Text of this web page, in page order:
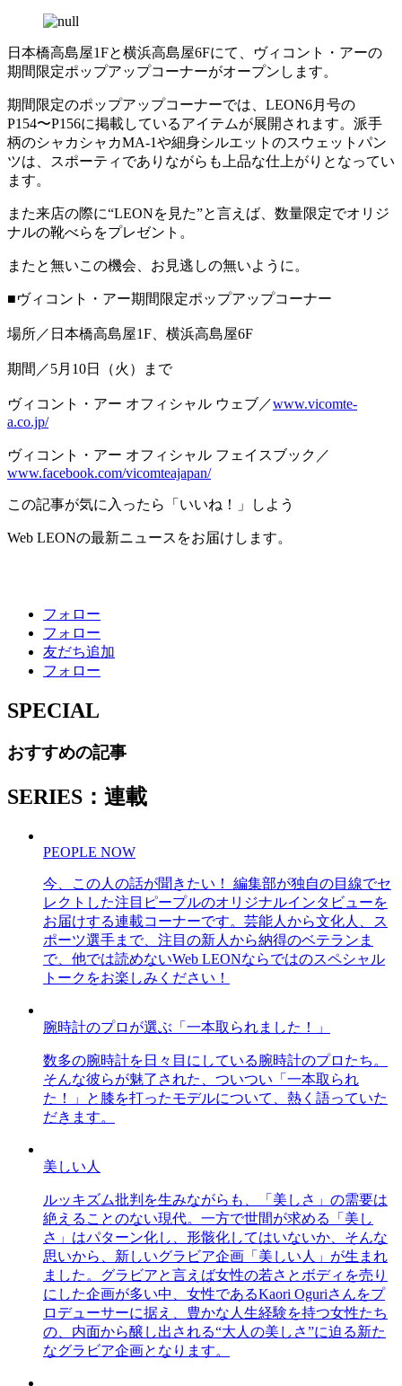
日本橋高島屋1Fと横浜高島屋6Fにて、ヴィコント・アーの
期間限定ポップアップコーナーがオープンします。
期間限定のポップアップコーナーでは、LEON6月号の
P154〜P156に掲載しているアイテムが展開されます。派手
柄のシャカシャカMA-1や細身シルエットのスウェットパン
ツは、スポーティでありながらも上品な仕上がりとなってい
ます。
また来店の際に“LEONを見た”と言えば、数量限定でオリジ
ナルの靴べらをプレゼント。
またと無いこの機会、お見逃しの無いように。
■ヴィコント・アー期間限定ポップアップコーナー
場所／日本橋高島屋1F、横浜高島屋6F
期間／5月10日（火）まで
ヴィコント・アー オフィシャル ウェブ／www.vicomte-
a.co.jp/
ヴィコント・アー オフィシャル フェイスブック／
www.facebook.com/vicomteajapan/
この記事が気に入ったら「いいね！」しよう
Web LEONの最新ニュースをお届けします。
フォロー
フォロー
友だち追加
フォロー
SPECIAL
おすすめの記事
SERIES：連載
PEOPLE NOW
今、この人の話が聞きたい！ 編集部が独自の目線でセ
レクトした注目ピープルのオリジナルインタビューを
お届けする連載コーナーです。芸能人から文化人、ス
ポーツ選手まで、注目の新人から納得のベテランま
で、他では読めないWeb LEONならではのスペシャル
トークをお楽しみください！
腕時計のプロが選ぶ「一本取られました！」
数多の腕時計を日々目にしている腕時計のプロたち。
そんな彼らが魅了された、ついつい「一本取られ
た！」と膝を打ったモデルについて、熱く語っていた
だきます。
美しい人
ルッキズム批判を生みながらも、「美しさ」の需要は
絶えることのない現代。一方で世間が求める「美し
さ」はパターン化し、形骸化してはいないか、そんな
思いから、新しいグラビア企画「美しい人」が生まれ
ました。グラビアと言えば女性の若さとボディを売り
にした企画が多い中、女性であるKaori Oguriさんをプ
ロデューサーに据え、豊かな人生経験を持つ女性たち
の、内面から醸し出される“大人の美しさ”に迫る新た
なグラビア企画となります。